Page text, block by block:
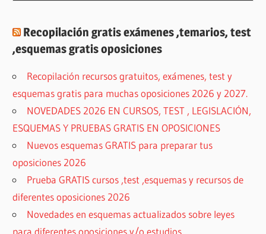
Recopilación gratis exámenes ,temarios, test
,esquemas gratis oposiciones
Recopilación recursos gratuitos, exámenes, test y
esquemas gratis para muchas oposiciones 2026 y 2027.
NOVEDADES 2026 EN CURSOS, TEST , LEGISLACIÓN,
ESQUEMAS Y PRUEBAS GRATIS EN OPOSICIONES
Nuevos esquemas GRATIS para preparar tus
oposiciones 2026
Prueba GRATIS cursos ,test ,esquemas y recursos de
diferentes oposiciones 2026
Novedades en esquemas actualizados sobre leyes